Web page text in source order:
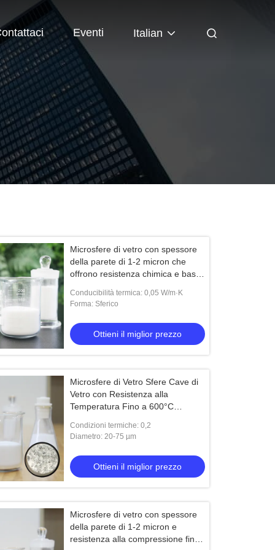
Eventi Italian
Microsfere di vetro con spessore
della parete di 1-2 micron che
offrono resistenza chimica e bassa
applicazioni industriali
Conducibilità termica: 0,05 W/m·K
Forma: Sferico
Ottieni il miglior prezzo
Microsfere di Vetro Sfere Cave di
Vetro con Resistenza alla
Temperatura Fino a 600°C
Sferica
Condizioni termiche: 0,2
Diametro: 20-75 µm
Ottieni il miglior prezzo
Microsfere di vetro con spessore
della parete di 1-2 micron e
resistenza alla compressione fino